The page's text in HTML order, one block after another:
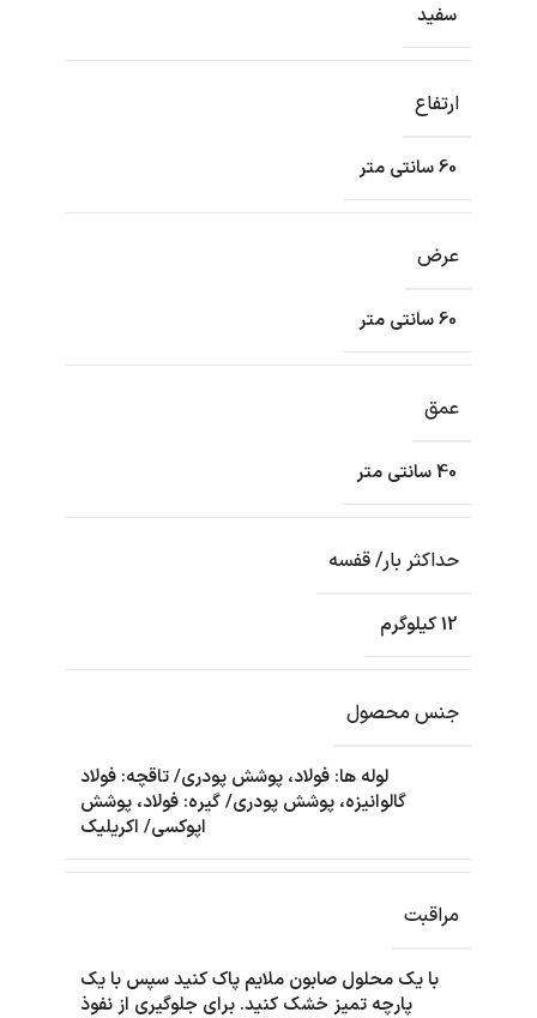
سفید
ارتفاع
60 سانتی متر
عرض
60 سانتی متر
عمق
40 سانتی متر
حداکثر بار/ قفسه
12 کیلوگرم
جنس محصول
لوله ها: فولاد، پوشش پودری/ تاقچه: فولاد
گالوانیزه، پوشش پودری/ گیره: فولاد، پوشش
اپوکسی/ اکریلیک
مراقبت
با یک محلول صابون ملایم پاک کنید سپس با یک
پارچه تمیز خشک کنید. برای جلوگیری از نفوذ